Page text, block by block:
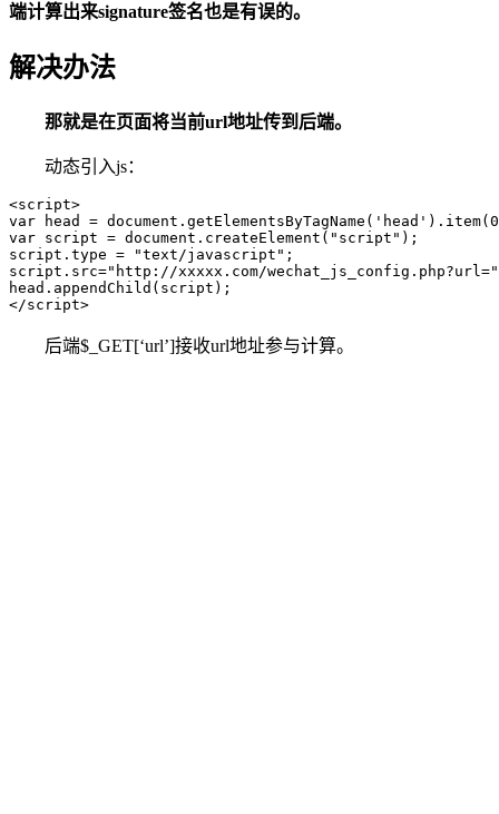
端计算出来signature签名也是有误的。
解决办法
那就是在页面将当前url地址传到后端。
动态引入js：
<script>
var head =
var script = document.createElement("script");
script.type = "text/javascript";
script.src="http://xxxxx.com/
head.appendChild(script);
</script>
后端$_GET[‘url’]接收url地址参与计算。